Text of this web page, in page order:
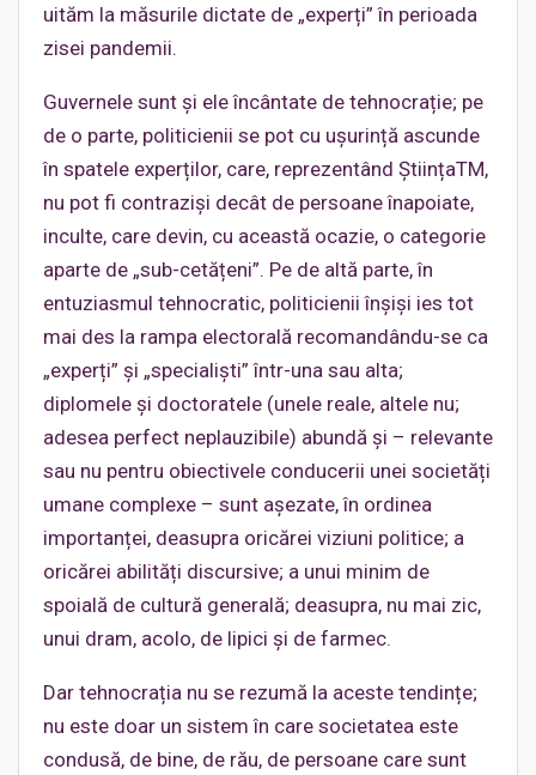
uităm la măsurile dictate de „experți” în perioada
zisei pandemii.
Guvernele sunt și ele încântate de tehnocrație; pe
de o parte, politicienii se pot cu ușurință ascunde
în spatele experților, care, reprezentând ȘtiințaTM,
nu pot fi contraziși decât de persoane înapoiate,
inculte, care devin, cu această ocazie, o categorie
aparte de „sub-cetățeni”. Pe de altă parte, în
entuziasmul tehnocratic, politicienii înșiși ies tot
mai des la rampa electorală recomandându-se ca
„experți” și „specialiști” într-una sau alta;
diplomele și doctoratele (unele reale, altele nu;
adesea perfect neplauzibile) abundă și – relevante
sau nu pentru obiectivele conducerii unei societăți
umane complexe – sunt așezate, în ordinea
importanței, deasupra oricărei viziuni politice; a
oricărei abilități discursive; a unui minim de
spoială de cultură generală; deasupra, nu mai zic,
unui dram, acolo, de lipici și de farmec.
Dar tehnocrația nu se rezumă la aceste tendințe;
nu este doar un sistem în care societatea este
condusă, de bine, de rău, de persoane care sunt